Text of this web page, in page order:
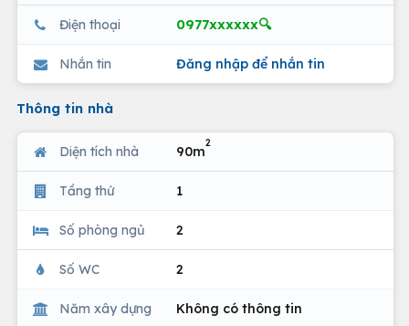
Điện thoại 0977xxxxxx🔍
Nhắn tin Đăng nhập để nhắn tin
Thông tin nhà
Diện tích nhà 90m
2
Tầng thứ 1
Số phòng ngủ 2
Số WC 2
Năm xây dựng Không có thông tin